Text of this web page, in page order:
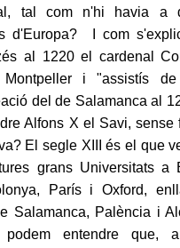
tal com n'hi havia a
d'Europa? I com
al 1220 el cardenal
i "assistís de
del de Salamanca al
Alfons X el Savi, sense
El segle XIII és el que
grans Universitats a
París i Oxford,
Salamanca, Palència i
podem entendre que,